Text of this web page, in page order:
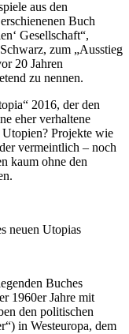
aus den
Buch
Gesellschaft“,
zum „Ausstieg
20 Jahren
zu nennen.
2016, der den
eher verhaltene
Projekte wie
vermeintlich – noch
kaum ohne den
neuen Utopias
Buches
1960er Jahre mit
den politischen
in Westeuropa, dem